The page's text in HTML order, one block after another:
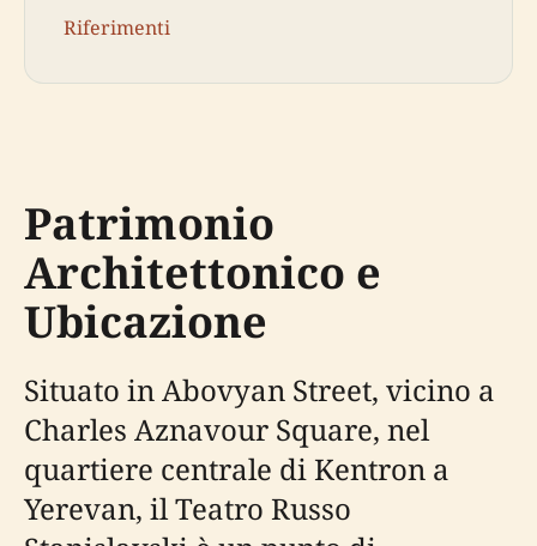
Riferimenti
Patrimonio
Architettonico e
Ubicazione
Situato in Abovyan Street, vicino a
Charles Aznavour Square, nel
quartiere centrale di Kentron a
Yerevan, il Teatro Russo